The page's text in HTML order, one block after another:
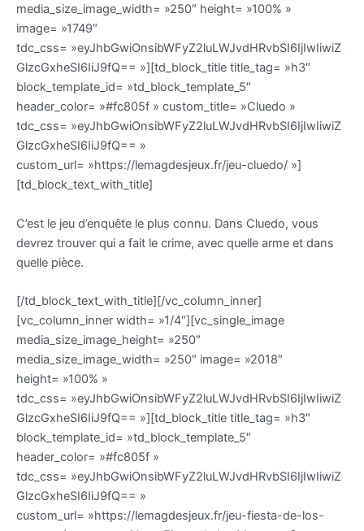
media_size_image_width= »250″ height= »100% »
image= »1749″
tdc_css= »eyJhbGwiOnsibWFyZ2luLWJvdHRvbSI6IjIwIiwiZ
GlzcGxheSI6IiJ9fQ== »][td_block_title title_tag= »h3″
block_template_id= »td_block_template_5″
header_color= »#fc805f » custom_title= »Cluedo »
tdc_css= »eyJhbGwiOnsibWFyZ2luLWJvdHRvbSI6IjIwIiwiZ
GlzcGxheSI6IiJ9fQ== »
custom_url= »https://lemagdesjeux.fr/jeu-cluedo/ »]
[td_block_text_with_title]
C’est le jeu d’enquête le plus connu. Dans Cluedo, vous
devrez trouver qui a fait le crime, avec quelle arme et dans
quelle pièce.
[/td_block_text_with_title][/vc_column_inner]
[vc_column_inner width= »1/4″][vc_single_image
media_size_image_height= »250″
media_size_image_width= »250″ image= »2018″
height= »100% »
tdc_css= »eyJhbGwiOnsibWFyZ2luLWJvdHRvbSI6IjIwIiwiZ
GlzcGxheSI6IiJ9fQ== »][td_block_title title_tag= »h3″
block_template_id= »td_block_template_5″
header_color= »#fc805f »
tdc_css= »eyJhbGwiOnsibWFyZ2luLWJvdHRvbSI6IjIwIiwiZ
GlzcGxheSI6IiJ9fQ== »
custom_url= »https://lemagdesjeux.fr/jeu-fiesta-de-los-